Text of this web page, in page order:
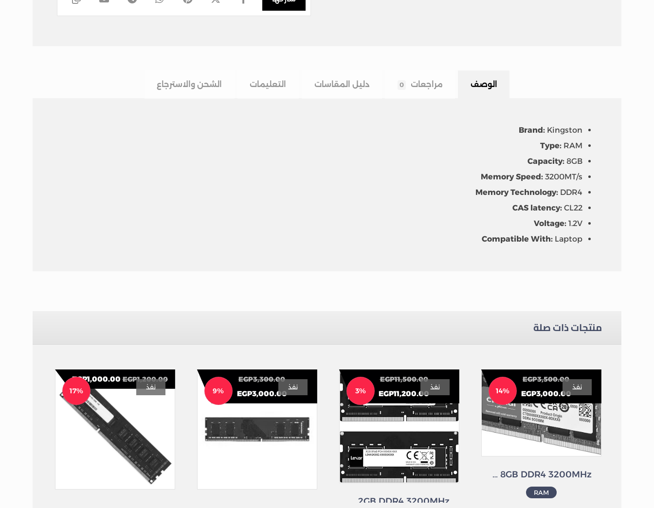
الوصف مراجعات 0 دليل المقاسات التعليمات الشحن والاسترجاع
Brand: Kingston
Type: RAM
Capacity: 8GB
Memory Speed:3200MT/s
Memory Technology: DDR4
CAS latency:CL22
Voltage: 1.2V
Compatible With: Laptop
منتجات ذات صلة
Crucial RAM For Laptop 8GB DDR4 3200MHz
RAM
EGP3,500.00
EGP3,000.00
نفذ 14%
EGP11,500.00
EGP11,200.00
نفذ 3%
EGP3,300.00
EGP3,000.00
نفذ 9%
EGP1,200.00
EGP1,000.00
نفذ 17%